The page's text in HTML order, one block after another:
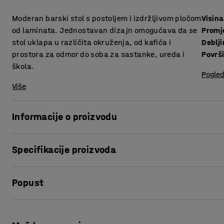
Moderan barski stol s postoljem i izdržljivom pločom
od laminata. Jednostavan dizajn omogućava da se
stol uklapa u različita okruženja, od kafića i
prostora za odmor do soba za sastanke, ureda i
škola.
Više
Visina
Informacije o proizvodu
sastanke, kao i za prostore za odmor i zajedničke školske
tekućine i lako se čisti. Elegantno postolje ima veliko
Specifikacije proizvoda
Promjer:
Postolje
Oslonac za noge
Popust